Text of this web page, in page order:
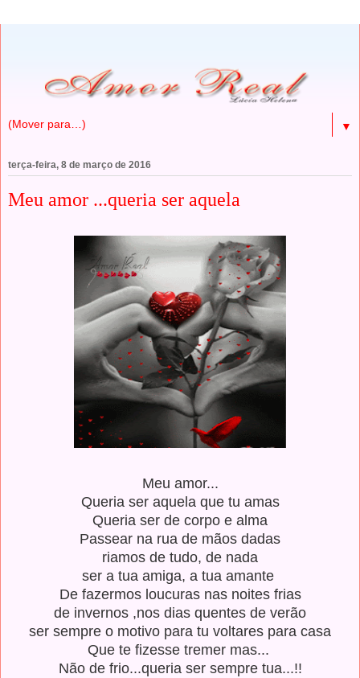
▼
terça-feira, 8 de março de 2016
Meu amor ...queria ser aquela
Meu amor...
Queria ser aquela que tu amas
Queria ser de corpo e alma
Passear na rua de mãos dadas
riamos de tudo, de nada
ser a tua amiga, a tua amante
De fazermos loucuras nas noites frias
de invernos ,nos dias quentes de verão
ser sempre o motivo para tu voltares para casa
Que te fizesse tremer mas...
Não de frio...queria ser sempre tua...!!